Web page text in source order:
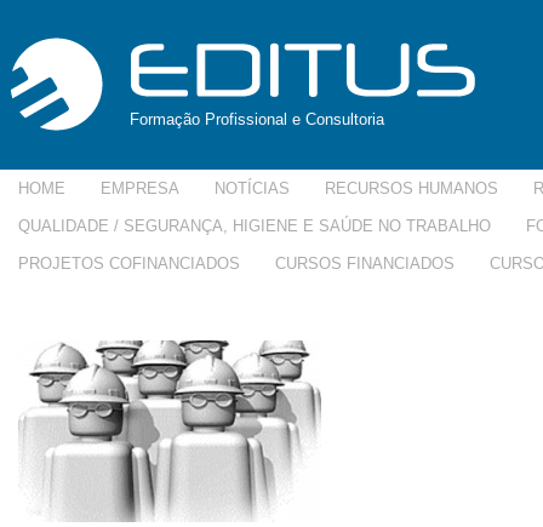
Formação Profissional e Consultoria
HOME EMPRESA NOTÍCIAS RECURSOS HUMANOS
QUALIDADE / SEGURANÇA, HIGIENE E SAÚDE NO TRABALHO
PROJETOS COFINANCIADOS CURSOS FINANCIADOS